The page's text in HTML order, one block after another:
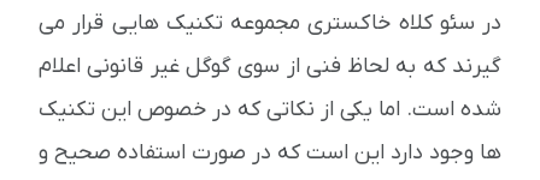
در سئو کلاه خاکستری مجموعه تکنیک هایی قرار می
گیرند که به لحاظ فنی از سوی گوگل غیر قانونی اعلام
شده است. اما یکی از نکاتی که در خصوص این تکنیک
ها وجود دارد این است که در صورت استفاده صحیح و